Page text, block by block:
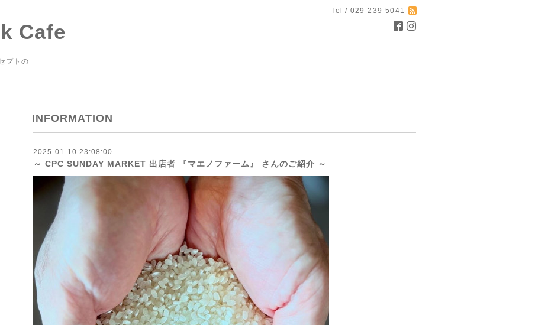
Tel / 029-239-5041
Cafe
プトの
INFORMATION
2025-01-10 23:08:00
～ CPC SUNDAY MARKET 出店者 『マエノファーム』 さんのご紹介 ～